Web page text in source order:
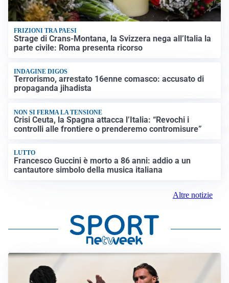
FRIZIONI TRA PAESI
Strage di Crans-Montana, la Svizzera nega all’Italia la
parte civile: Roma presenta ricorso
INDAGINE DIGOS
Terrorismo, arrestato 16enne comasco: accusato di
propaganda jihadista
NON SI FERMA LA TENSIONE
Crisi Ceuta, la Spagna attacca l’Italia: “Revochi i
controlli alle frontiere o prenderemo contromisure”
LUTTO
Francesco Guccini è morto a 86 anni: addio a un
cantautore simbolo della musica italiana
Altre notizie